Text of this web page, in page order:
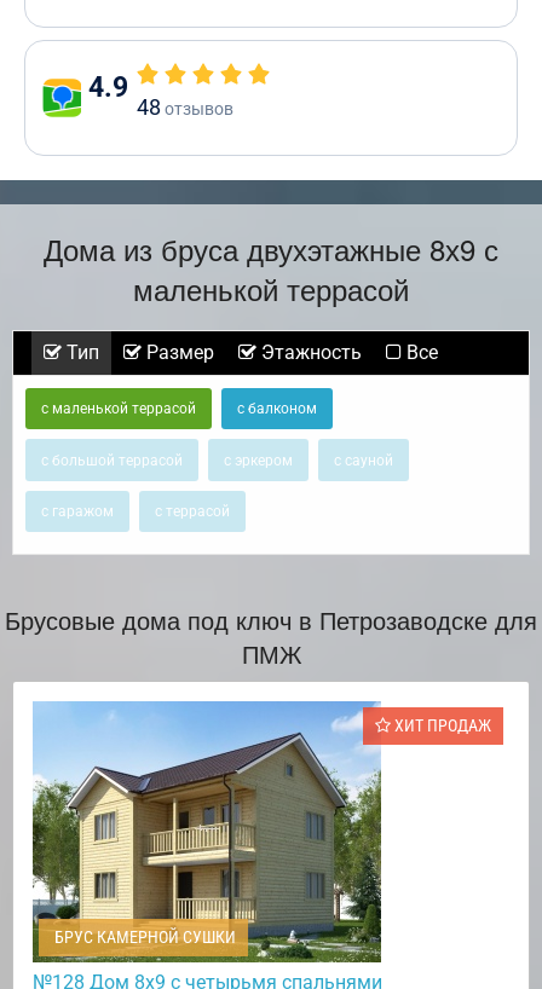
4.9
48 отзывов
Дома из бруса двухэтажные 8х9 с
маленькой террасой
Тип Размер Этажность Все
с маленькой террасой с балконом
с большой террасой с эркером с сауной
с гаражом с террасой
Брусовые дома под ключ в Петрозаводске для
ПМЖ
ХИТ ПРОДАЖ
БРУС КАМЕРНОЙ СУШКИ
№128 Дом 8х9 с четырьмя спальнями